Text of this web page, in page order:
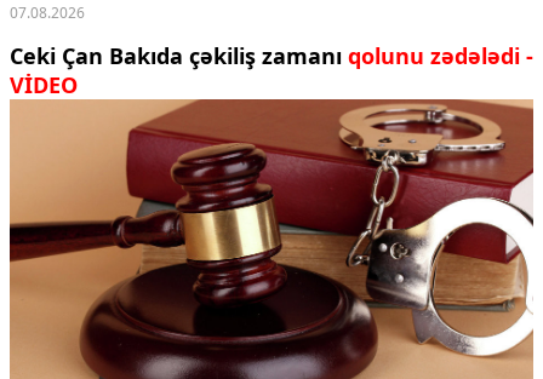
07.08.2026
Ceki Çan Bakıda çəkiliş zamanı qolunu zədələdi -
VİDEO